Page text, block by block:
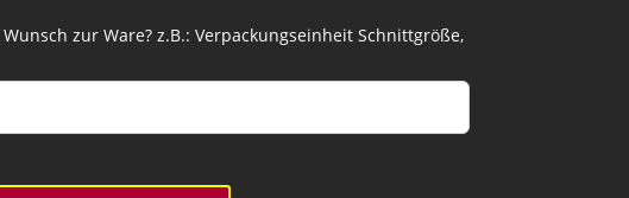
zur Ware? z.B.: Verpackungseinheit Schnittgröße,